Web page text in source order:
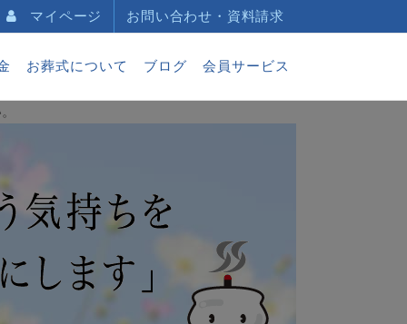
マイページ お問い合わせ・資料請求
お葬式について ブログ 会員サービス